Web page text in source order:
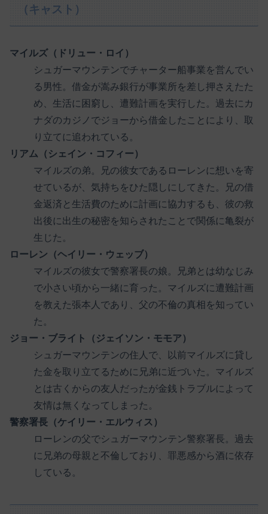
（キャスト）
マイルズ（ドリュー・ロイ）
シュガーマウンテンでチャーター船事業を営んでい
る男性。借金が嵩み銀行が事業所を差し押さえたた
め、生活に困窮し、遭難計画を実行した。過去にカ
ナダのカジノでジョーから借金したことにより、取
り立てに追われている。
リアム（シェイン・コフィー）
マイルズの弟。兄の彼女であるローレンに想いを寄
せているが、気持ちをひた隠しにしてきた。兄の借
金返済と生活費のために計画に協力するも、彼の救
出後に出生の秘密を知らされたことで関係に亀裂が
生じた。
ローレン（ヘイリー・ウェッブ）
マイルズの彼女で警察署長の娘。兄弟とは幼なじみ
で小さい頃から一緒に育った。マイルズに遭難計画
を教えた張本人であり、父の不倫の真相を知ってい
た。
ジョー・ブライト（ジェイソン・モモア）
シュガーマウンテンの住人で、以前マイルズに貸し
た金を取り立てるために兄弟に近づいた。マイルズ
とは古くからの友人だったが金銭トラブルによって
友情は無くなってしまった。
警察署長（ケイリー・エルウィス）
ローレンの父でシュガーマウンテン警察署長。過去
に兄弟の母親と不倫しており、罪悪感から酒に依存
している。